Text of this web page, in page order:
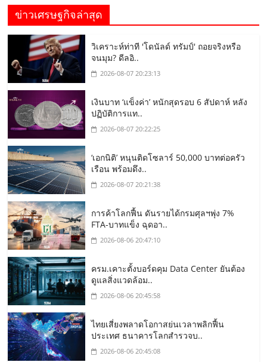
ข่าวเศรษฐกิจล่าสุด
วิเคราะห์ท่าที 'โดนัลด์ ทรัมป์' ถอยจริงหรือ
จนมุม? ดีลอิ..
2026-08-07 20:23:13
เงินบาท ‘แข็งค่า’ หนักสุดรอบ 6 สัปดาห์ หลัง
ปฏิบัติการแท..
2026-08-07 20:22:25
‘เอกนิติ’ หนุนติดโซลาร์ 50,000 บาทต่อครัว
เรือน พร้อมดึง..
2026-08-07 20:21:38
การค้าโลกฟื้น ดันรายได้กรมศุลฯพุ่ง 7%
FTA-บาทแข็ง ฉุดอา..
2026-08-06 20:47:10
ครม.เคาะตั้งบอร์ดคุม Data Center ยันต้อง
ดูแลสิ่งแวดล้อม..
2026-08-06 20:45:58
ไทยเสี่ยงพลาดโอกาสย่นเวลาพลิกฟื้น
ประเทศ ธนาคารโลกสำรวจบ..
2026-08-06 20:45:08